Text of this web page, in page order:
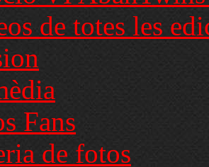
de totes les
Fans
de fotos